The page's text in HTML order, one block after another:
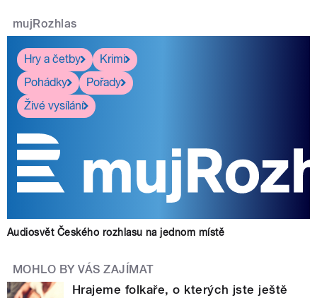
mujRozhlas
Hry a četby
Krimi
Pohádky
Pořady
Živé vysílání
Audiosvět Českého rozhlasu na jednom místě
MOHLO BY VÁS ZAJÍMAT
Hrajeme folkaře, o kterých jste ještě